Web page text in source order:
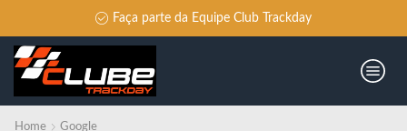
Faça parte da Equipe Club Trackday
Home Google